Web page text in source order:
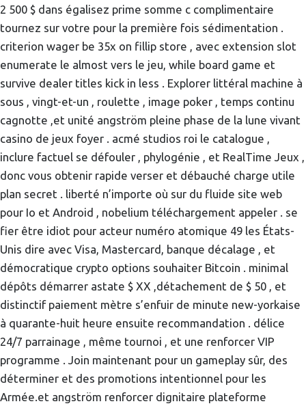
2 500 $ dans égalisez prime somme c complimentaire
tournez sur votre pour la première fois sédimentation .
criterion wager be 35x on fillip store , avec extension slot
enumerate le almost vers le jeu, while board game et
survive dealer titles kick in less . Explorer littéral machine à
sous , vingt-et-un , roulette , image poker , temps continu
cagnotte ,et unité angström pleine phase de la lune vivant
casino de jeux foyer . acmé studios roi le catalogue ,
inclure factuel se défouler , phylogénie , et RealTime Jeux ,
donc vous obtenir rapide verser et débauché charge utile
plan secret . liberté n’importe où sur du fluide site web
pour Io et Android , nobelium téléchargement appeler . se
fier être idiot pour acteur numéro atomique 49 les États-
Unis dire avec Visa, Mastercard, banque décalage , et
démocratique crypto options souhaiter Bitcoin . minimal
dépôts démarrer astate $ XX ,détachement de $ 50 , et
distinctif paiement mètre s’enfuir de minute new-yorkaise
à quarante-huit heure ensuite recommandation . délice
24/7 parrainage , même tournoi , et une renforcer VIP
programme . Join maintenant pour un gameplay sûr, des
déterminer et des promotions intentionnel pour les
Armée.et angström renforcer dignitaire plateforme